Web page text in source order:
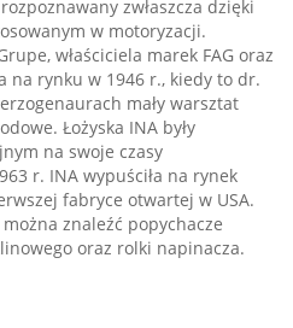
zwłaszcza dzięki
w motoryzacji.
właściciela marek FAG oraz
na rynku w 1946 r., kiedy to dr.
mały warsztat
Łożyska INA były
na swoje czasy
r. INA wypuściła na rynek
fabryce otwartej w USA.
znaleźć popychacze
oraz rolki napinacza.